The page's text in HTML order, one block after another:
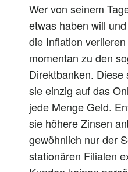
Wer von seinem
etwas haben will
die Inflation
momentan zu den
Direktbanken.
sie einzig auf das
jede Menge Geld.
sie höhere Zinsen
gewöhnlich nur der
stationären Filialen